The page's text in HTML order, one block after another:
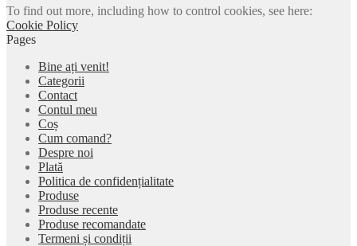
To find out more, including how to control cookies, see here:
Cookie Policy
Pages
Bine ați venit!
Categorii
Contact
Contul meu
Coș
Cum comand?
Despre noi
Plată
Politica de confidențialitate
Produse
Produse recente
Produse recomandate
Termeni și condiții